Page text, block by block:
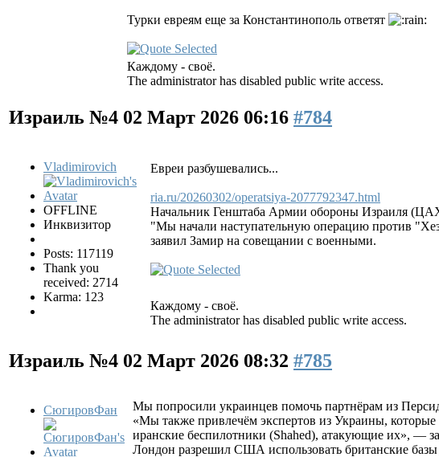
Турки евреям еще за Константинополь ответят
Каждому - своё.
The administrator has disabled public write access.
Израиль №4 02 Март 2026 06:16 #784
Vladimirovich
OFFLINE
Инквизитор
Posts: 117119
Thank you
received: 2714
Karma: 123
Евреи разбушевались...
ria.ru/20260302/operatsiya-2077792347.html
Начальник Генштаба Армии обороны Израиля
"Мы начали наступательную операцию против
заявил Замир на совещании с военными.
Каждому - своё.
The administrator has disabled public write access.
Израиль №4 02 Март 2026 08:32 #785
СюгировФан
Мы попросили украинцев помочь партнёрам из
«Мы также привлечём экспертов из Украины,
иранские беспилотники (Shahed), атакующие их», —
Лондон разрешил США использовать британские базы